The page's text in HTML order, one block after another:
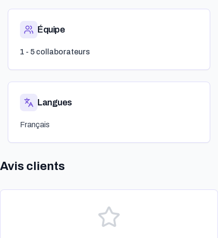
Équipe
1 - 5 collaborateurs
Langues
Français
Avis clients